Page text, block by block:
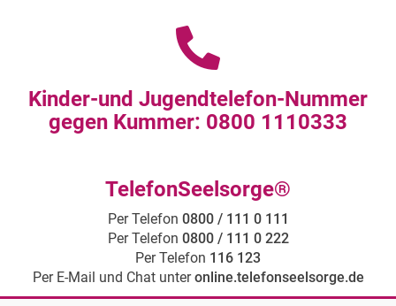
Kinder-und Jugendtelefon-Nummer
gegen Kummer: 0800 1110333
TelefonSeelsorge®
Per Telefon 0800 / 111 0 111
Per Telefon 0800 / 111 0 222
Per Telefon 116 123
Per E-Mail und Chat unteronline.telefonseelsorge.de